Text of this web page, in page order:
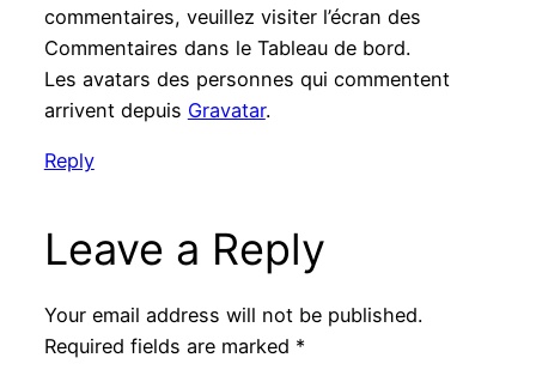
commentaires, veuillez visiter l’écran des
Commentaires dans le Tableau de bord.
Les avatars des personnes qui commentent
arrivent depuis Gravatar.
Reply
Leave a Reply
Your email address will not be published.
Required fields are marked *